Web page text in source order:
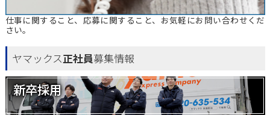
仕事に関すること、応募に関すること、お気軽にお問い合わせくだ
さい。
ヤマックス正社員募集情報
新卒採用